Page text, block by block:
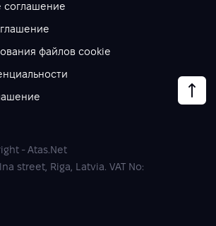
- Atas.Net
street, Riga, Latvia. VAT No:
соглашение
файлов cookie